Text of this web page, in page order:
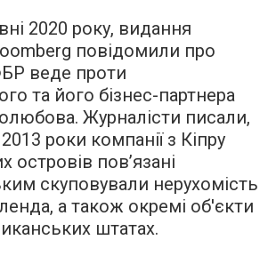
2020 року, видання
повідомили про
веде проти
та його бізнес-партнера
Журналісти писали,
роки компанії з Кіпру
островів пов’язані
скуповували нерухомість
а також окремі об'єкти
штатах.